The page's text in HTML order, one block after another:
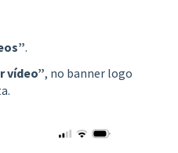
.
vídeo”, no banner logo